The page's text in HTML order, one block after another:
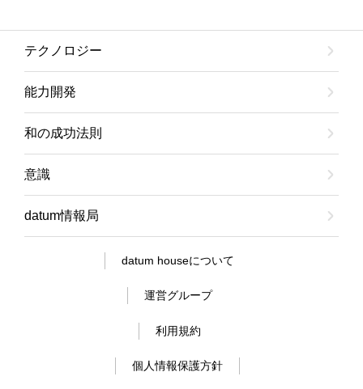
テクノロジー
能力開発
和の成功法則
意識
datum情報局
datum houseについて
運営グループ
利用規約
個人情報保護方針